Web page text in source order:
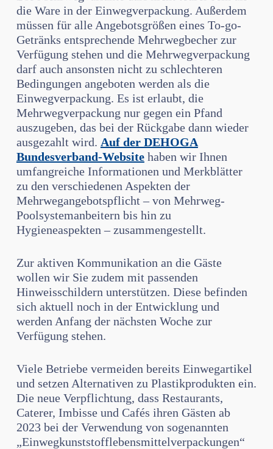
die Ware in der Einwegverpackung. Außerdem
müssen für alle Angebotsgrößen eines To-go-
Getränks entsprechende Mehrwegbecher zur
Verfügung stehen und die Mehrwegverpackung
darf auch ansonsten nicht zu schlechteren
Bedingungen angeboten werden als die
Einwegverpackung. Es ist erlaubt, die
Mehrwegverpackung nur gegen ein Pfand
auszugeben, das bei der Rückgabe dann wieder
ausgezahlt wird. Auf der DEHOGA
Bundesverband-Websitehaben wir Ihnen
umfangreiche Informationen und Merkblätter
zu den verschiedenen Aspekten der
Mehrwegangebotspflicht – von Mehrweg-
Poolsystemanbeitern bis hin zu
Hygieneaspekten – zusammengestellt.
Zur aktiven Kommunikation an die Gäste
wollen wir Sie zudem mit passenden
Hinweisschildern unterstützen. Diese befinden
sich aktuell noch in der Entwicklung und
werden Anfang der nächsten Woche zur
Verfügung stehen.
Viele Betriebe vermeiden bereits Einwegartikel
und setzen Alternativen zu Plastikprodukten ein.
Die neue Verpflichtung, dass Restaurants,
Caterer, Imbisse und Cafés ihren Gästen ab
2023 bei der Verwendung von sogenannten
„Einwegkunststofflebensmittelverpackungen“